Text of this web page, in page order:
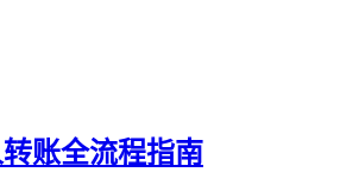
账全流程指南